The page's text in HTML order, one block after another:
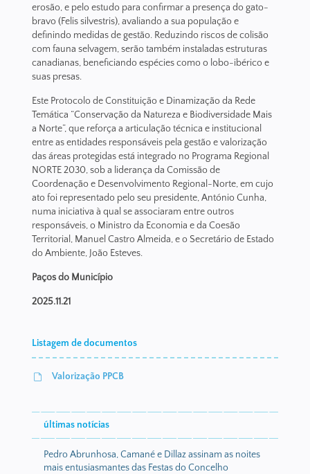
erosão, e pelo estudo para confirmar a presença do gato-
bravo (Felis silvestris), avaliando a sua população e
definindo medidas de gestão. Reduzindo riscos de colisão
com fauna selvagem, serão também instaladas estruturas
canadianas, beneficiando espécies como o lobo-ibérico e
suas presas.
Este Protocolo de Constituição e Dinamização da Rede
Temática “Conservação da Natureza e Biodiversidade Mais
a Norte”, que reforça a articulação técnica e institucional
entre as entidades responsáveis pela gestão e valorização
das áreas protegidas está integrado no Programa Regional
NORTE 2030, sob a liderança da Comissão de
Coordenação e Desenvolvimento Regional-Norte, em cujo
ato foi representado pelo seu presidente, António Cunha,
numa iniciativa à qual se associaram entre outros
responsáveis, o Ministro da Economia e da Coesão
Territorial, Manuel Castro Almeida, e o Secretário de Estado
do Ambiente, João Esteves.
Paços do Município
2025.11.21
Listagem de documentos
Valorização PPCB
últimas notícias
Pedro Abrunhosa, Camané e Dillaz assinam as noites
mais entusiasmantes das Festas do Concelho